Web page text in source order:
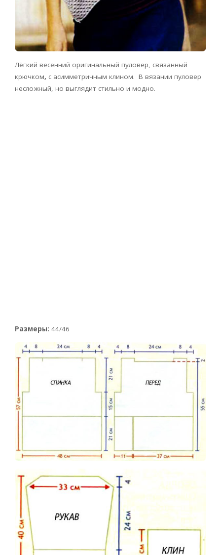
Лёгкий весенний оригинальный пуловер, связанный
крючком, с асимметричным клином. В вязании пуловер
несложный, но выглядит стильно и модно.
Размеры: 44/46